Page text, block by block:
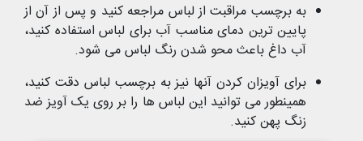
به برچسب مراقبت از لباس مراجعه کنید و پس از آن از
پایین ترین دمای مناسب آب برای لباس استفاده کنید،
آب داغ باعث محو شدن رنگ لباس می شود.
برای آویزان کردن آنها نیز به برچسب لباس دقت کنید،
همینطور می توانید این لباس ها را بر روی یک آویز ضد
زنگ پهن کنید.